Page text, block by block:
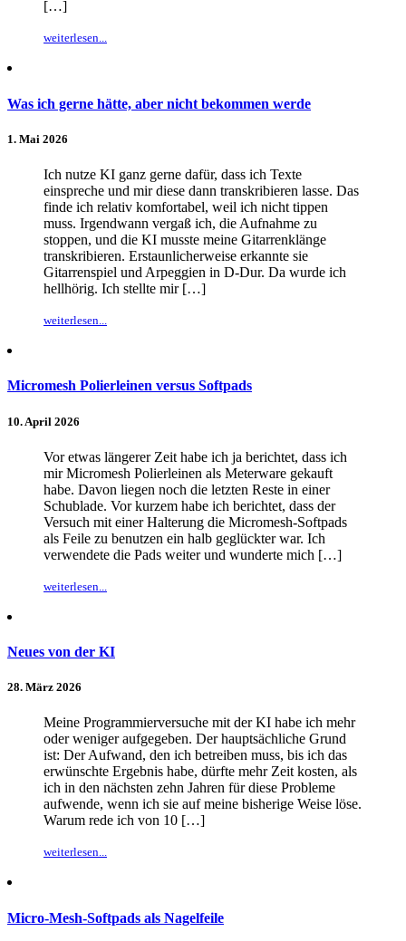
[…]
weiterlesen...
Was ich gerne hätte, aber nicht bekommen werde
1. Mai 2026
Ich nutze KI ganz gerne dafür, dass ich Texte
einspreche und mir diese dann transkribieren lasse. Das
finde ich relativ komfortabel, weil ich nicht tippen
muss. Irgendwann vergaß ich, die Aufnahme zu
stoppen, und die KI musste meine Gitarrenklänge
transkribieren. Erstaunlicherweise erkannte sie
Gitarrenspiel und Arpeggien in D-Dur. Da wurde ich
hellhörig. Ich stellte mir […]
weiterlesen...
Micromesh Polierleinen versus Softpads
10. April 2026
Vor etwas längerer Zeit habe ich ja berichtet, dass ich
mir Micromesh Polierleinen als Meterware gekauft
habe. Davon liegen noch die letzten Reste in einer
Schublade. Vor kurzem habe ich berichtet, dass der
Versuch mit einer Halterung die Micromesh-Softpads
als Feile zu benutzen ein halb geglückter war. Ich
verwendete die Pads weiter und wunderte mich […]
weiterlesen...
Neues von der KI
28. März 2026
Meine Programmierversuche mit der KI habe ich mehr
oder weniger aufgegeben. Der hauptsächliche Grund
ist: Der Aufwand, den ich betreiben muss, bis ich das
erwünschte Ergebnis habe, dürfte mehr Zeit kosten, als
ich in den nächsten zehn Jahren für diese Probleme
aufwende, wenn ich sie auf meine bisherige Weise löse.
Warum rede ich von 10 […]
weiterlesen...
Micro-Mesh-Softpads als Nagelfeile